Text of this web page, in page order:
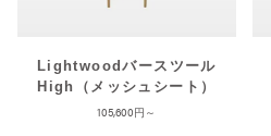
Lightwoodバースツール
High（メッシュシート）
105,600